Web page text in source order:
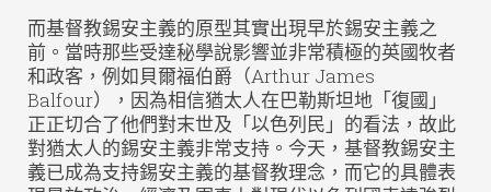
而基督教錫安主義的原型其實出現早於錫安主義之
前。當時那些受達秘學說影響並非常積極的英國牧者
和政客，例如貝爾福伯爵（Arthur James
Balfour），因為相信猶太人在巴勒斯坦地「復國」
正正切合了他們對末世及「以色列民」的看法，故此
對猶太人的錫安主義非常支持。今天，基督教錫安主
義已成為支持錫安主義的基督教理念，而它的具體表